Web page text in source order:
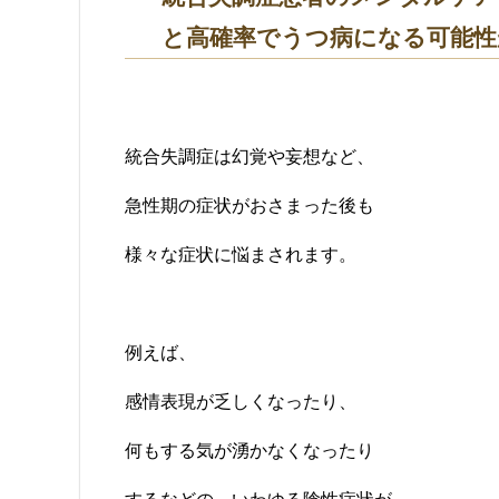
と高確率でうつ病になる可能
統合失調症は幻覚や妄想など、
急性期の症状がおさまった後も
様々な症状に悩まされます。
例えば、
感情表現が乏しくなったり、
何もする気が湧かなくなったり